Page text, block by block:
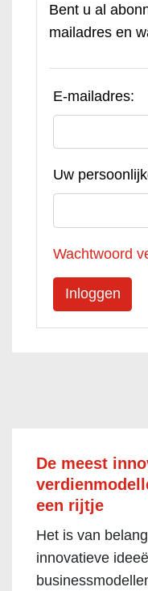
Bent u al
mailadres en
E-mailadres:
Uw
Wachtwoord
De meest
een rijtje
Het is van
innovatieve